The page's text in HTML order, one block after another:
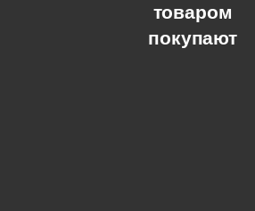
товаром
покупают